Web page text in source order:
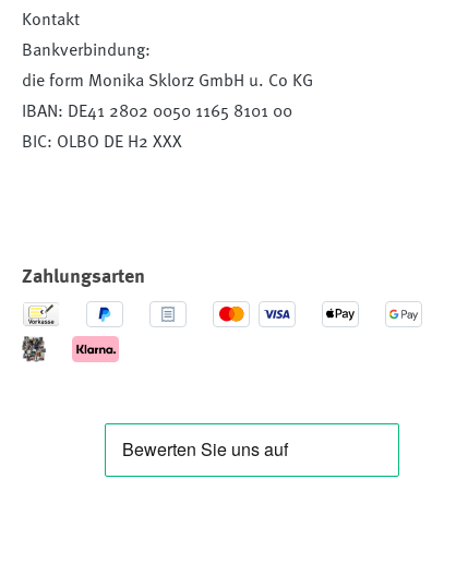
Kontakt
Bankverbindung:
die form Monika Sklorz GmbH u. Co KG
IBAN: DE41 2802 0050 1165 8101 00
BIC: OLBO DE H2 XXX
Zahlungsarten